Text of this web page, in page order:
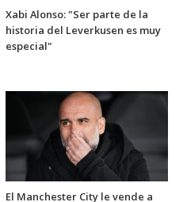
Xabi Alonso: "Ser parte de la
historia del Leverkusen es muy
especial"
El Manchester City le vende a